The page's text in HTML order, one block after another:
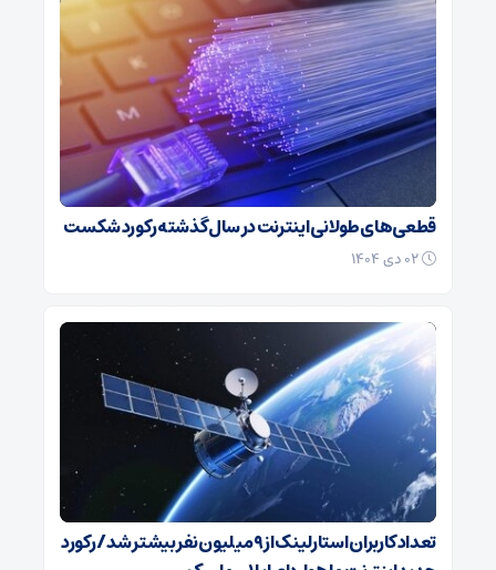
قطعی‌های طولانی اینترنت در سال گذشته رکورد شکست
تعداد کاربران استارلینک از ۹ میلیون نفر بیشتر شد / رکورد